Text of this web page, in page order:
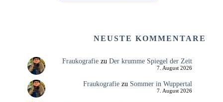
NEUSTE KOMMENTARE
Fraukografiezu Der krumme Spiegel der Zeit
7. August 2026
Fraukografiezu Sommer in Wuppertal
7. August 2026